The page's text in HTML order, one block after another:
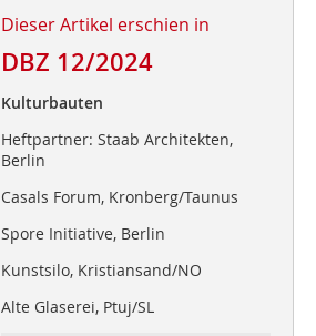
Dieser Artikel erschien in
DBZ 12/2024
Kulturbauten
Heftpartner: Staab Architekten,
Berlin
Casals Forum, Kronberg/Taunus
Spore Initiative, Berlin
Kunstsilo, Kristiansand/NO
Alte Glaserei, Ptuj/SL